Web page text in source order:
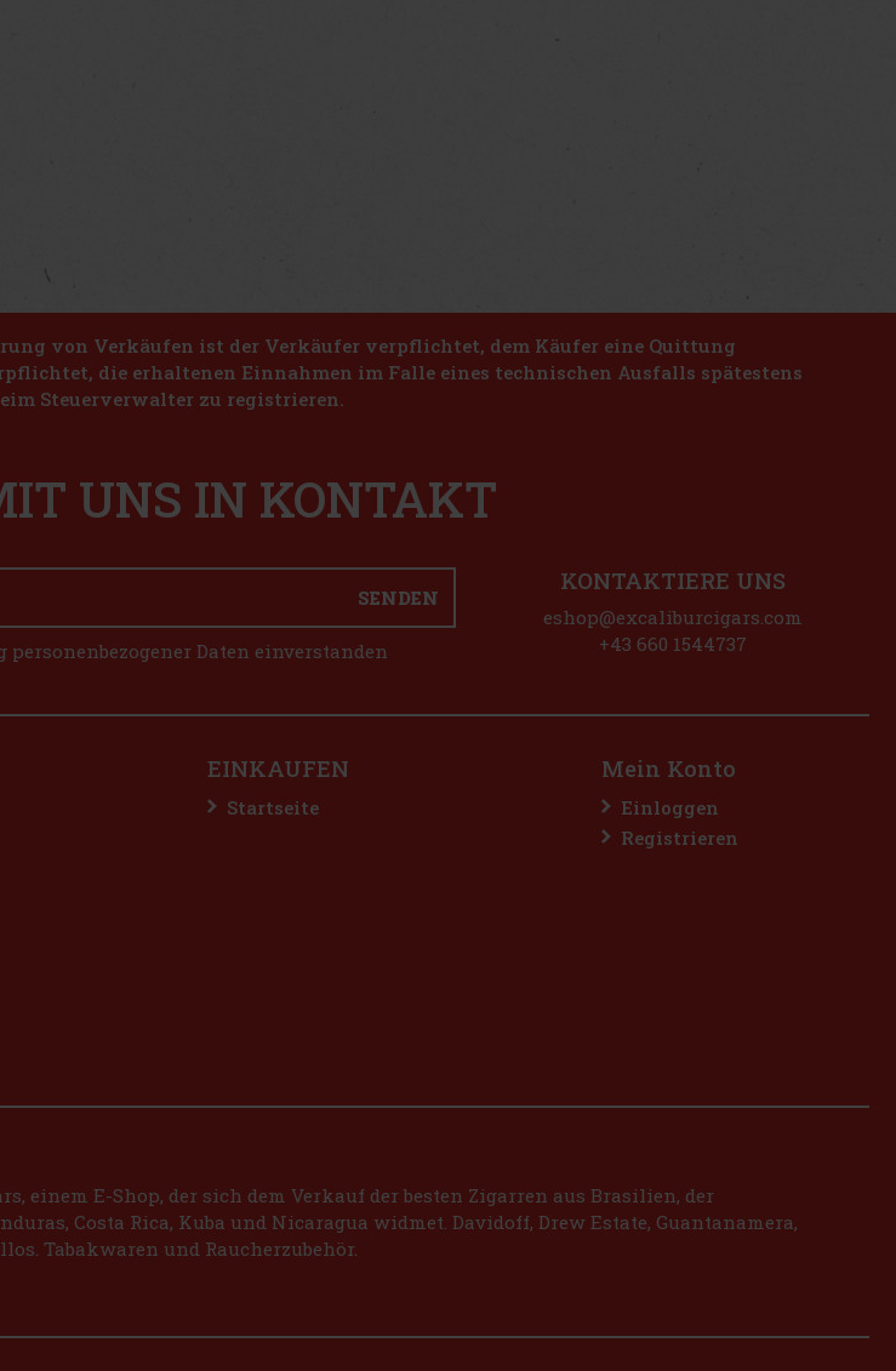
von Verkäufen ist der Verkäufer verpflichtet, dem Käufer eine Quittung
die erhaltenen Einnahmen im Falle eines technischen Ausfalls spätestens
Steuerverwalter zu registrieren.
UNS IN KONTAKT
SENDEN
Daten einverstanden
KONTAKTIERE UNS
eshop@excaliburcigars.com
+43 660 1544737
EINKAUFEN
Startseite
Mein Konto
Einloggen
Registrieren
einem E-Shop, der sich dem Verkauf der besten Zigarren aus Brasilien, der
Costa Rica, Kuba und Nicaragua widmet. Davidoff, Drew Estate, Guantanamera,
Tabakwaren und Raucherzubehör.